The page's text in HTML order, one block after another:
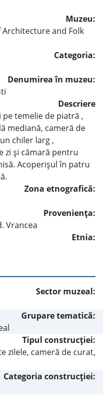
Muzeu:
and Folk
Categoria:
Denumirea în muzeu:
Descriere
temelie de piatră ,
mediană, cameră de
chiler larg ,
zi şi cămară pentru
Acoperişul în patru
Zona etnografică:
Provenienţa:
Vrancea
Etnia:
Sector muzeal:
Grupare tematică:
Tipul construcţiei:
zilele, cameră de curat,
Categoria construcţiei: